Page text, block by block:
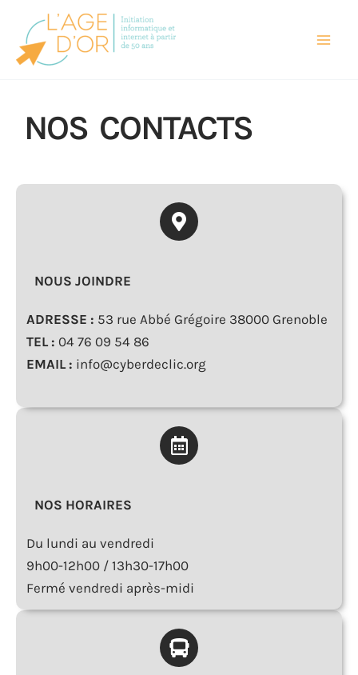
contenu
NOS CONTACTS
NOUS JOINDRE
ADRESSE : 53 rue Abbé Grégoire 38000 Grenoble
TEL : 04 76 09 54 86
EMAIL : info@cyberdeclic.org
NOS HORAIRES
Du lundi au vendredi
9h00-12h00 / 13h30-17h00
Fermé vendredi après-midi